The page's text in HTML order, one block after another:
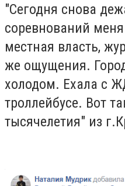
"Сегодня снова
соревнований
местная власть,
же ощущения.
холодом. Ехала с
троллейбусе. Вот
тысячелетия" из